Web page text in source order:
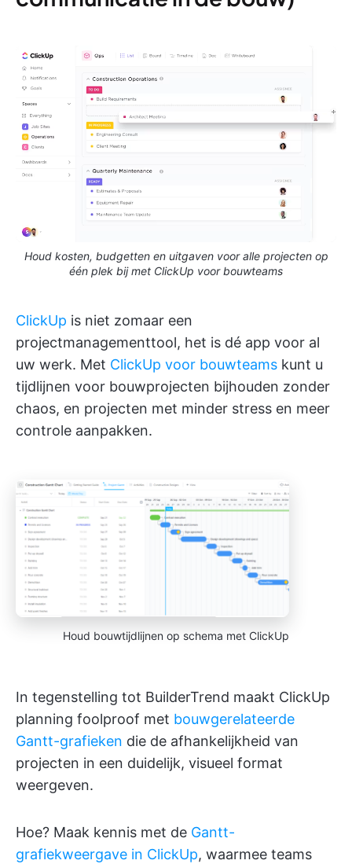
Houd kosten, budgetten en uitgaven voor alle projecten op
één plek bij met ClickUp voor bouwteams
ClickUp is niet zomaar een
projectmanagementtool, het is dé app voor al
uw werk. Met ClickUp voor bouwteams kunt u
tijdlijnen voor bouwprojecten bijhouden zonder
chaos, en projecten met minder stress en meer
controle aanpakken.
Houd bouwtijdlijnen op schema met ClickUp
In tegenstelling tot BuilderTrend maakt ClickUp
planning foolproof met bouwgerelateerde
Gantt-grafieken die de afhankelijkheid van
projecten in een duidelijk, visueel format
weergeven.
Hoe? Maak kennis met de Gantt-
grafiekweergave in ClickUp, waarmee teams